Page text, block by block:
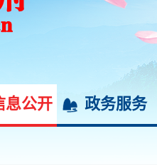
息公开 政务服务